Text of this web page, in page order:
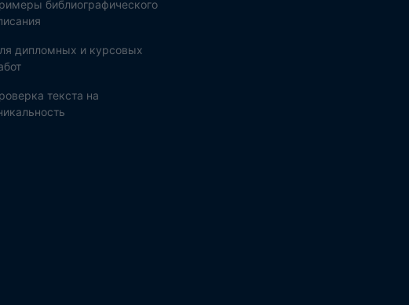
библиографического
дипломных и курсовых
текста на